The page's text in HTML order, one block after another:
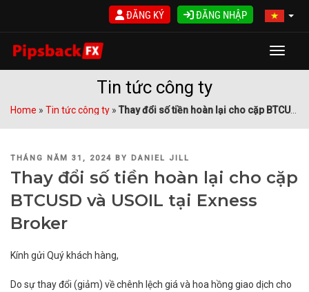
ĐĂNG NHẬP
ĐĂNG KÝ
Tin tức công ty
Home » Tin tức công ty » Thay đổi số tiền hoàn lại cho cặp BTCUSD và USOIL tại Exness Broker
POSTED
THÁNG NĂM 31, 2024 BY DANIEL JILL
Thay đổi số tiền hoàn lại cho cặp
BTCUSD và USOIL tại Exness
Broker
Kính gửi Quý khách hàng,
Do sự thay đổi (giảm) về chênh lệch giá và hoa hồng giao dịch cho